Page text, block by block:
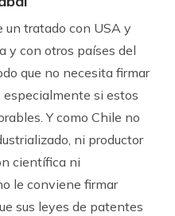
un tratado con USA y
y con otros países del
que no necesita firmar
especialmente si estos
Y como Chile no
ni productor
científica ni
le conviene firmar
sus leyes de patentes